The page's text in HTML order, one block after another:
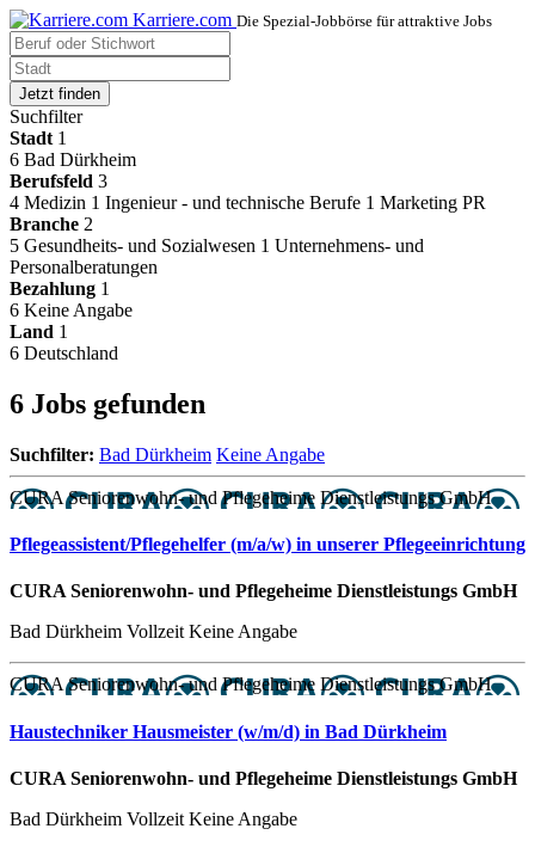
Karriere.com Die Spezial-Jobbörse für attraktive Jobs
Jetzt finden
Suchfilter
Stadt 1
6 Bad Dürkheim
Berufsfeld 3
4 Medizin 1 Ingenieur - und technische Berufe 1 Marketing PR
Branche 2
5 Gesundheits- und Sozialwesen 1 Unternehmens- und
Personalberatungen
Bezahlung 1
6 Keine Angabe
Land 1
6 Deutschland
6 Jobs gefunden
Suchfilter: Bad Dürkheim Keine Angabe
CURA Seniorenwohn- und Pflegeheime Dienstleistungs GmbH
Pflegeassistent/Pflegehelfer (m/a/w) in unserer Pflegeeinrichtung
CURA Seniorenwohn- und Pflegeheime Dienstleistungs GmbH
Bad Dürkheim Vollzeit Keine Angabe
CURA Seniorenwohn- und Pflegeheime Dienstleistungs GmbH
Haustechniker Hausmeister (w/m/d) in Bad Dürkheim
CURA Seniorenwohn- und Pflegeheime Dienstleistungs GmbH
Bad Dürkheim Vollzeit Keine Angabe